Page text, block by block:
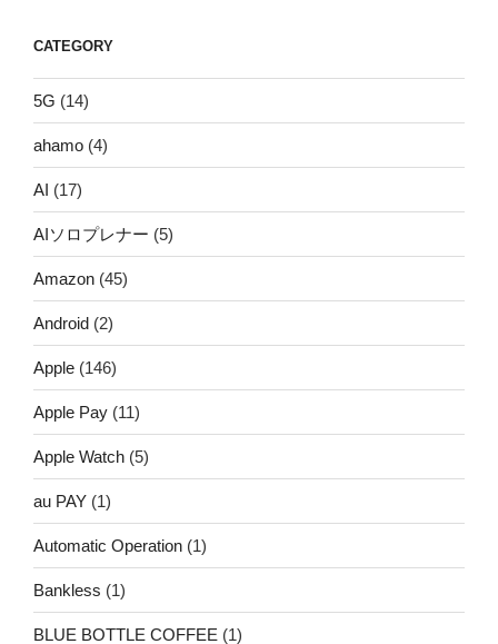
CATEGORY
5G (14)
ahamo (4)
AI (17)
AIソロプレナー (5)
Amazon (45)
Android (2)
Apple (146)
Apple Pay (11)
Apple Watch (5)
au PAY (1)
Automatic Operation (1)
Bankless (1)
BLUE BOTTLE COFFEE (1)